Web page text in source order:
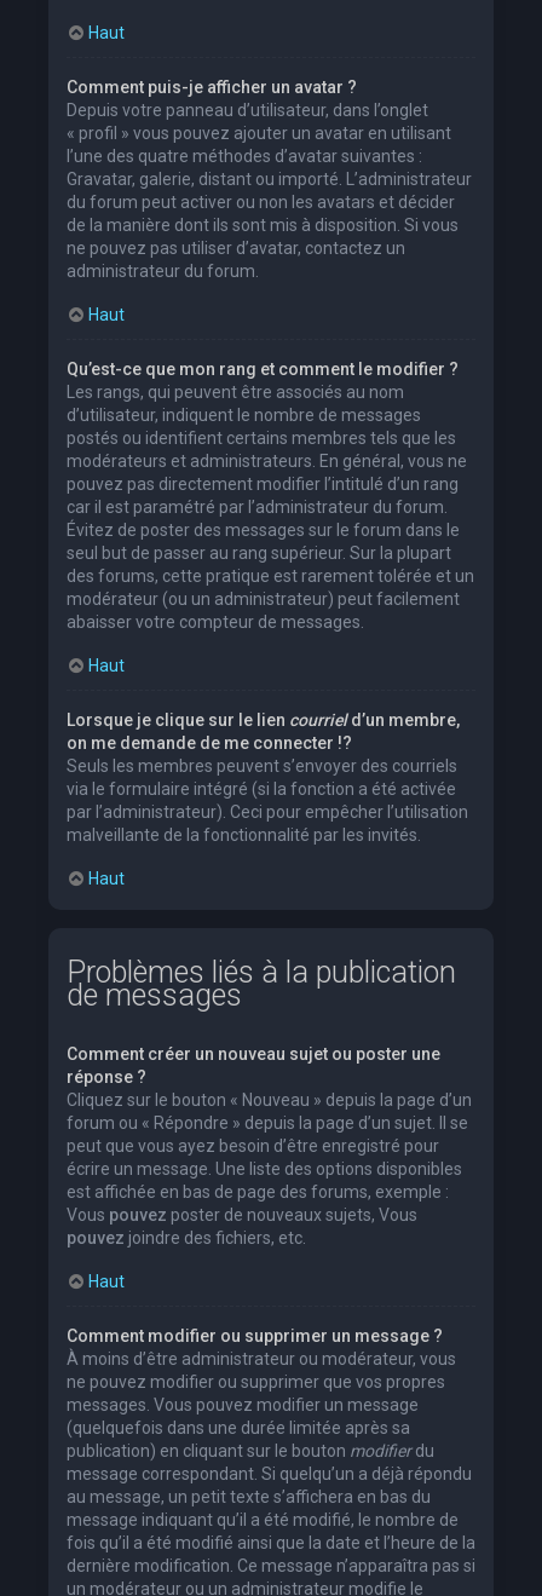
Haut
Comment puis-je afficher un avatar ?
Depuis votre panneau d’utilisateur, dans l’onglet
« profil » vous pouvez ajouter un avatar en utilisant
l’une des quatre méthodes d’avatar suivantes :
Gravatar, galerie, distant ou importé. L’administrateur
du forum peut activer ou non les avatars et décider
de la manière dont ils sont mis à disposition. Si vous
ne pouvez pas utiliser d’avatar, contactez un
administrateur du forum.
Haut
Qu’est-ce que mon rang et comment le modifier ?
Les rangs, qui peuvent être associés au nom
d’utilisateur, indiquent le nombre de messages
postés ou identifient certains membres tels que les
modérateurs et administrateurs. En général, vous ne
pouvez pas directement modifier l’intitulé d’un rang
car il est paramétré par l’administrateur du forum.
Évitez de poster des messages sur le forum dans le
seul but de passer au rang supérieur. Sur la plupart
des forums, cette pratique est rarement tolérée et un
modérateur (ou un administrateur) peut facilement
abaisser votre compteur de messages.
Haut
Lorsque je clique sur le lien courrield’un membre,
on me demande de me connecter !?
Seuls les membres peuvent s’envoyer des courriels
via le formulaire intégré (si la fonction a été activée
par l’administrateur). Ceci pour empêcher l’utilisation
malveillante de la fonctionnalité par les invités.
Haut
Problèmes liés à la publication
de messages
Comment créer un nouveau sujet ou poster une
réponse ?
Cliquez sur le bouton « Nouveau » depuis la page d’un
forum ou « Répondre » depuis la page d’un sujet. Il se
peut que vous ayez besoin d’être enregistré pour
écrire un message. Une liste des options disponibles
est affichée en bas de page des forums, exemple :
Vous pouvez poster de nouveaux sujets, Vous
pouvez joindre des fichiers, etc.
Haut
Comment modifier ou supprimer un message ?
À moins d’être administrateur ou modérateur, vous
ne pouvez modifier ou supprimer que vos propres
messages. Vous pouvez modifier un message
(quelquefois dans une durée limitée après sa
publication) en cliquant sur le bouton modifierdu
message correspondant. Si quelqu’un a déjà répondu
au message, un petit texte s’affichera en bas du
message indiquant qu’il a été modifié, le nombre de
fois qu’il a été modifié ainsi que la date et l’heure de la
dernière modification. Ce message n’apparaîtra pas si
un modérateur ou un administrateur modifie le